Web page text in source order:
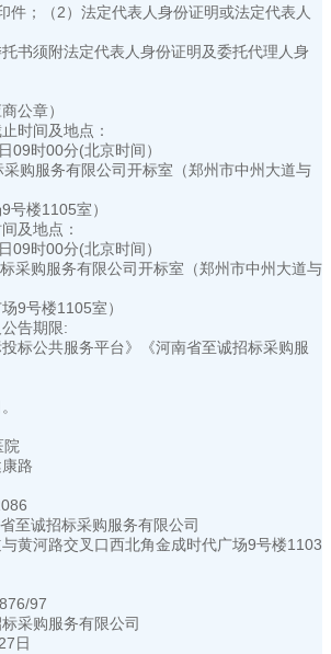
件；（2）法定代表人身份证明或法定代表人
书须附法定代表人身份证明及委托代理人身
公章）
时间及地点：
09时00分(北京时间）
购服务有限公司开标室（郑州市中州大道与
号楼1105室）
及地点：
09时00分(北京时间）
采购服务有限公司开标室（郑州市中州大道与
9号楼1105室）
告期限:
标公共服务平台》《河南省至诚招标采购服
院
路
至诚招标采购服务有限公司
黄河路交叉口西北角金成时代广场9号楼1103
97
采购服务有限公司
日